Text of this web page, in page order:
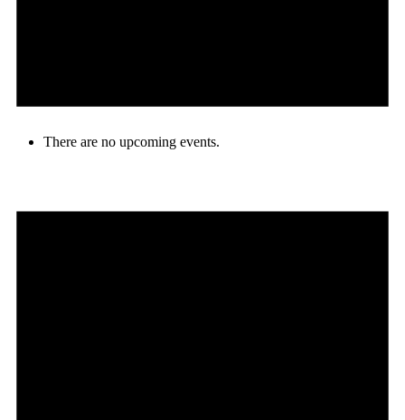
There are no upcoming events.